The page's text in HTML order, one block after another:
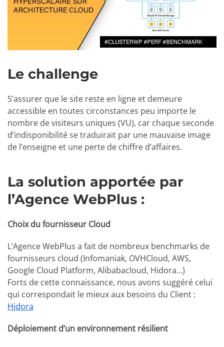
Le challenge
S’assurer que le site reste en ligne et demeure
accessible en toutes circonstances peu importe le
nombre de visiteurs uniques (VU), car chaque seconde
d’indisponibilité se traduirait par une mauvaise image
de l’enseigne et une perte de chiffre d’affaires.
La solution apportée par
l’Agence WebPlus :
Choix du fournisseur Cloud
L’Agence WebPlus a fait de nombreux benchmarks de
fournisseurs cloud (Infomaniak, OVHCloud, AWS,
Google Cloud Platform, Alibabacloud, Hidora…)
Forts de cette connaissance, nous avons suggéré celui
qui correspondait le mieux aux besoins du Client :
Hidora
Déploiement d’un environnement résilient